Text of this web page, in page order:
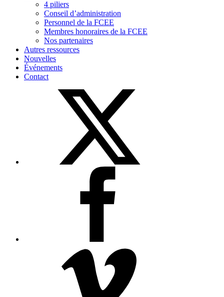
4 piliers
Conseil d’administration
Personnel de la FCEE
Membres honoraires de la FCEE
Nos partenaires
Autres ressources
Nouvelles
Événements
Contact